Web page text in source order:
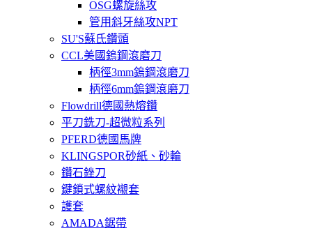
OSG螺旋絲攻
管用斜牙絲攻NPT
SU'S蘇氏鑽頭
CCL美國鎢鋼滾磨刀
柄徑3mm鎢鋼滾磨刀
柄徑6mm鎢鋼滾磨刀
Flowdrill德國熱熔鑽
平刀銑刀-超微粒系列
PFERD德國馬牌
KLINGSPOR砂紙、砂輪
鑽石銼刀
鍵鎖式螺紋襯套
護套
AMADA鋸帶